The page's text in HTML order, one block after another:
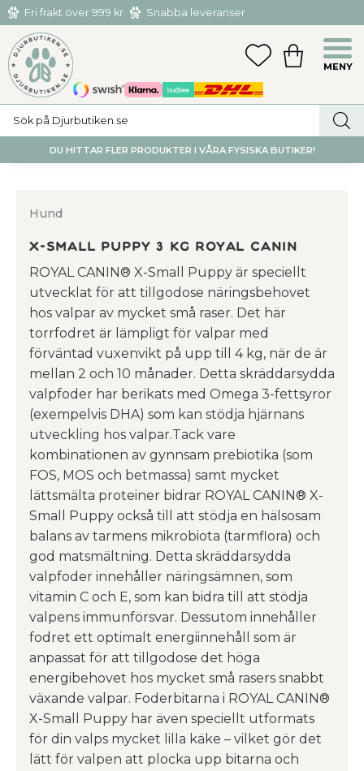
Meny
Fri frakt över 999 kr
Snabba leveranser
Hämta och returnera i butiken i Tumba eller Huddinge C
FAVORITER
KUNDVAGN
DU HITTAR FLER PRODUKTER I VÅRA FYSISKA BUTIKER!
Hund
X-Small Puppy 3 kg Royal Canin
ROYAL CANIN® X-Small Puppy är speciellt
utvecklat för att tillgodose näringsbehovet
hos valpar av mycket små raser. Det här
torrfodret är lämpligt för valpar med
förväntad vuxenvikt på upp till 4 kg, när de är
mellan 2 och 10 månader. Detta skräddarsydda
valpfoder har berikats med Omega 3-fettsyror
(exempelvis DHA) som kan stödja hjärnans
utveckling hos valpar.Tack vare
kombinationen av gynnsam prebiotika (som
FOS, MOS och betmassa) samt mycket
lättsmälta proteiner bidrar ROYAL CANIN® X-
Small Puppy också till att stödja en hälsosam
balans av tarmens mikrobiota (tarmflora) och
god matsmältning. Detta skräddarsydda
valpfoder innehåller näringsämnen, som
vitamin C och E, som kan bidra till att stödja
valpens immunförsvar. Dessutom innehåller
fodret ett optimalt energiinnehåll som är
anpassat för att tillgodose det höga
energibehovet hos mycket små rasers snabbt
växande valpar. Foderbitarna i ROYAL CANIN®
X-Small Puppy har även speciellt utformats
för din valps mycket lilla käke – vilket gör det
lätt för valpen att plocka upp bitarna och